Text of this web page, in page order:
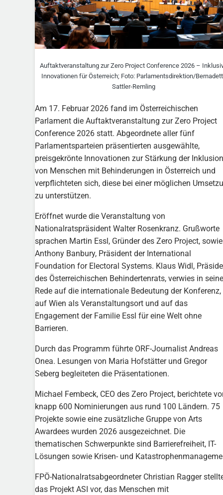
Auftaktveranstaltung zur Zero Project Conference 2026 –
Innovationen für Österreich; Foto: Parlamentsdirektion/​
Sattler-Remling
Am 17. Februar 2026 fand im Österreichischen
Parlament die Auftaktveranstaltung zur Zero Project
Conference 2026 statt. Abgeordnete aller fünf
Parlamentsparteien präsentierten ausgewählte,
preisgekrönte Innovationen zur Stärkung der Inklusion
von Menschen mit Behinderungen in Österreich und
verpflichteten sich, diese bei einer möglichen
zu unterstützen.
Eröffnet wurde die Veranstaltung von
Nationalratspräsident Walter Rosenkranz. Grußworte
sprachen Martin Essl, Gründer des Zero Project, sowie
Anthony Banbury, Präsident der International
Foundation for Electoral Systems. Klaus Widl,
des Österreichischen Behindertenrats, verwies in
Rede auf die internationale Bedeutung der Konferenz,
auf Wien als Veranstaltungsort und auf das
Engagement der Familie Essl für eine Welt ohne
Barrieren.
Durch das Programm führte ORF-Journalist Andreas
Onea. Lesungen von Maria Hofstätter und Gregor
Seberg begleiteten die Präsentationen.
Michael Fembeck, CEO des Zero Project, berichtete
knapp 600 Nominierungen aus rund 100 Ländern. 75
Projekte sowie eine zusätzliche Gruppe von Arts
Awardees wurden 2026 ausgezeichnet. Die
thematischen Schwerpunkte sind Barrierefreiheit, IT-
Lösungen sowie Krisen- und
FPÖ-Nationalratsabgeordneter Christian Ragger
das Projekt ASI vor, das Menschen mit